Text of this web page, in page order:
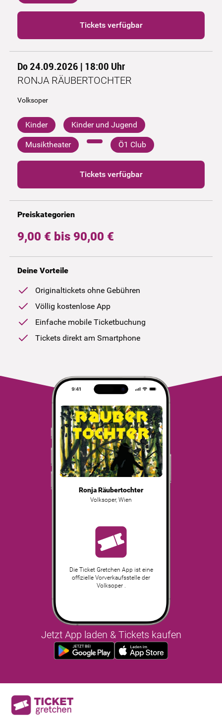
Tickets verfügbar
Do 24.09.2026 | 18:00 Uhr
RONJA RÄUBERTOCHTER
Volksoper
Kinder Kinder und Jugend
Musiktheater Ö1 Club
Tickets verfügbar
Preiskategorien
9,00 € bis 90,00 €
Deine Vorteile
Originaltickets ohne Gebühren
Völlig kostenlose App
Einfache mobile Ticketbuchung
Tickets direkt am Smartphone
Ronja Räubertochter
Volksoper, Wien
Die Ticket Gretchen App ist eine
offizielle Vorverkaufsstelle der
Volksoper .
Jetzt App laden & Tickets kaufen